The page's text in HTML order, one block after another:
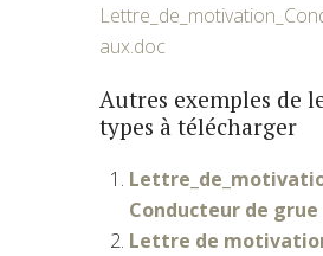
aux.doc
Autres exemples de
types à télécharger
Conducteur de grue
Lettre de